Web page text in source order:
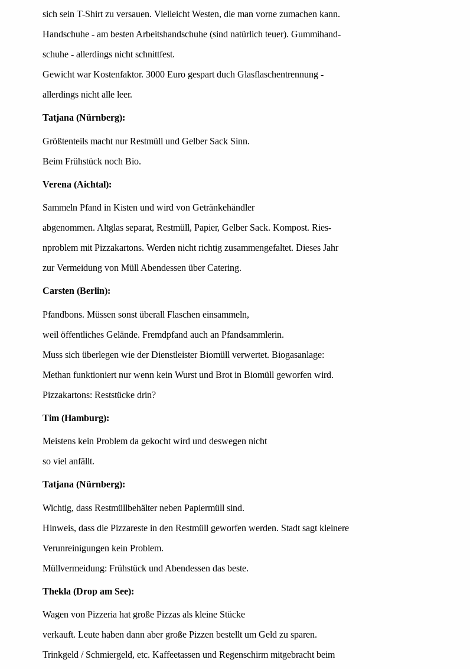
sich sein T-Shirt zu versauen. Vielleicht Westen, die man vorne zumachen kann.
Handschuhe - am besten Arbeitshandschuhe (sind natürlich teuer). Gummihand-
schuhe - allerdings nicht schnittfest.
Gewicht war Kostenfaktor. 3000 Euro gespart duch Glasflaschentrennung -
allerdings nicht alle leer.
Tatjana (Nürnberg):
Größtenteils macht nur Restmüll und Gelber Sack Sinn.
Beim Frühstück noch Bio.
Verena (Aichtal):
Sammeln Pfand in Kisten und wird von Getränkehändler
abgenommen. Altglas separat, Restmüll, Papier, Gelber Sack. Kompost. Ries-
nproblem mit Pizzakartons. Werden nicht richtig zusammengefaltet. Dieses Jahr
zur Vermeidung von Müll Abendessen über Catering.
Carsten (Berlin):
Pfandbons. Müssen sonst überall Flaschen einsammeln,
weil öffentliches Gelände. Fremdpfand auch an Pfandsammlerin.
Muss sich überlegen wie der Dienstleister Biomüll verwertet. Biogasanlage:
Methan funktioniert nur wenn kein Wurst und Brot in Biomüll geworfen wird.
Pizzakartons: Reststücke drin?
Tim (Hamburg):
Meistens kein Problem da gekocht wird und deswegen nicht
so viel anfällt.
Tatjana (Nürnberg):
Wichtig, dass Restmüllbehälter neben Papiermüll sind.
Hinweis, dass die Pizzareste in den Restmüll geworfen werden. Stadt sagt kleinere
Verunreinigungen kein Problem.
Müllvermeidung: Frühstück und Abendessen das beste.
Thekla (Drop am See):
Wagen von Pizzeria hat große Pizzas als kleine Stücke
verkauft. Leute haben dann aber große Pizzen bestellt um Geld zu sparen.
Trinkgeld / Schmiergeld, etc. Kaffeetassen und Regenschirm mitgebracht beim